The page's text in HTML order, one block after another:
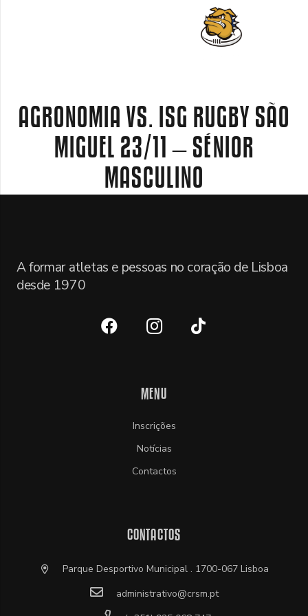
AGRONOMIA VS. ISG RUGBY SÃO
MIGUEL 23/11 – SÉNIOR
MASCULINO
A formar atletas e pessoas no coração de Lisboa
desde 1970
MENU
Inscrições
Notícias
Contactos
CONTACTOS
Parque Desportivo Municipal . 1700-067 Lisboa
administrativo@crsm.pt